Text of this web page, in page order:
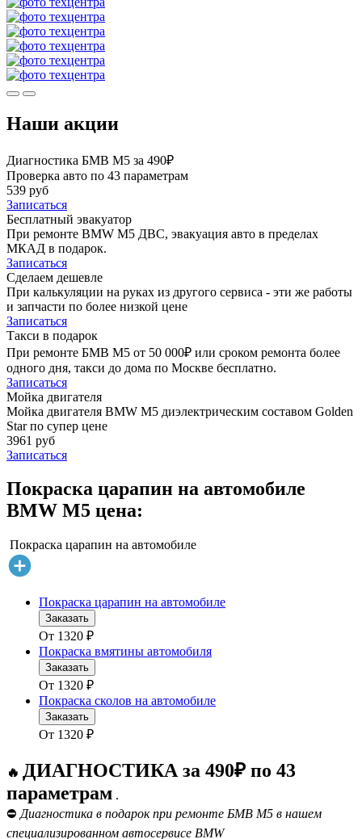
Наши акции
Диагностика БМВ М5 за 490₽
Проверка авто по 43 параметрам
539 руб
Записаться
Бесплатный эвакуатор
При ремонте BMW M5 ДВС, эвакуация авто в пределах
МКАД в подарок.
Записаться
Сделаем дешевле
При калькуляции на руках из другого сервиса - эти же работы
и запчасти по более низкой цене
Записаться
Такси в подарок
При ремонте БМВ М5 от 50 000₽ или сроком ремонта более
одного дня, такси до дома по Москве бесплатно.
Записаться
Мойка двигателя
Мойка двигателя BMW M5 диэлектрическим составом Golden
Star по супер цене
3961 руб
Записаться
Покраска царапин на автомобиле
BMW M5 цена:
Покраска царапин на автомобиле
Покраска царапин на автомобиле
Заказать
От 1320 ₽
Покраска вмятины автомобиля
Заказать
От 1320 ₽
Покраска сколов на автомобиле
Заказать
От 1320 ₽
🔥 ДИАГНОСТИКА за 490₽ по 43
параметрам .
⛔ Диагностика в подарок при ремонте БМВ М5 в нашем
специализированном автосервисе BMW